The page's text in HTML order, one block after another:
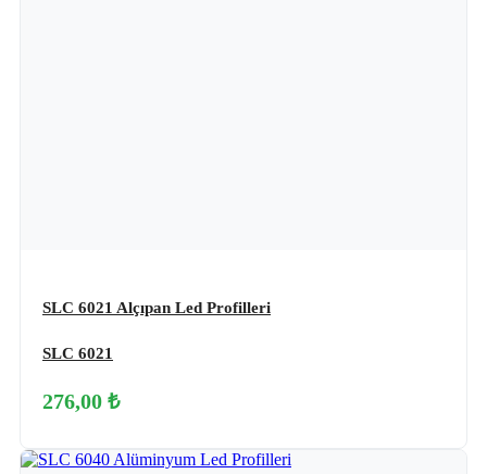
SLC 6021 Alçıpan Led Profilleri
SLC 6021
276,00 ₺